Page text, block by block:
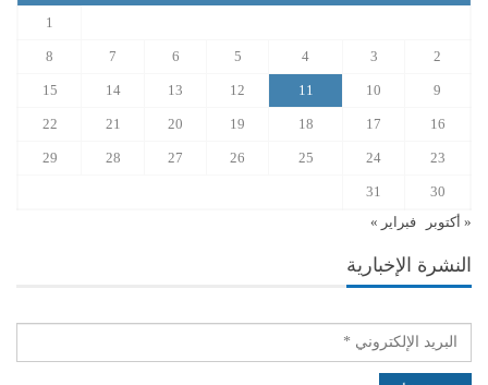
1
2
3
4
5
6
7
8
9
10
11
12
13
14
15
16
17
18
19
20
21
22
23
24
25
26
27
28
29
30
31
« أكتوبر
فبراير »
النشرة الإخبارية